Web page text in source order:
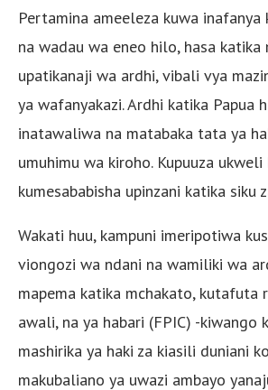
Pertamina ameeleza kuwa inafanya
na wadau wa eneo hilo, hasa
upatikanaji wa ardhi, vibali vya
ya wafanyakazi. Ardhi katika Papua
inatawaliwa na matabaka tata ya
umuhimu wa kiroho. Kupuuza ukweli
kumesababisha upinzani katika siku
Wakati huu, kampuni imeripotiwa
viongozi wa ndani na wamiliki wa
mapema katika mchakato, kutafuta
awali, na ya habari (FPIC) -kiwango
mashirika ya haki za kiasili duniani
makubaliano ya uwazi ambayo